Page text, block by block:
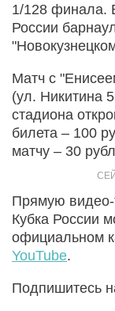
1/128 финала.
России
Матч с
(ул. Никитина
стадиона
билета – 100
матчу – 30
Прямую
Кубка России
официальном
YouTube.
Подпишитесь